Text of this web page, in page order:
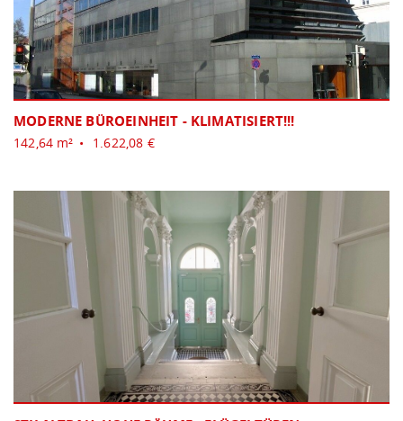
MODERNE BÜROEINHEIT - KLIMATISIERT!!!
142,64 m² 1.622,08 €